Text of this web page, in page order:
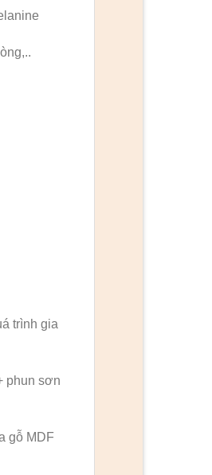
trình gia
phun sơn
gỗ MDF